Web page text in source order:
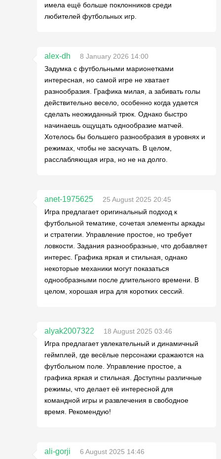
имела ещё больше поклонников среди
любителей футбольных игр.
alex-dh
8 January 2026 14:00
Задумка с футбольными марионетками
интересная, но самой игре не хватает
разнообразия. Графика милая, а забивать голы
действительно весело, особенно когда удается
сделать неожиданный трюк. Однако быстро
начинаешь ощущать однообразие матчей.
Хотелось бы большего разнообразия в уровнях и
режимах, чтобы не заскучать. В целом,
расслабляющая игра, но не на долго.
anet-1975625
25 August 2025 20:45
Игра предлагает оригинальный подход к
футбольной тематике, сочетая элементы аркады
и стратегии. Управление простое, но требует
ловкости. Задания разнообразные, что добавляет
интерес. Графика яркая и стильная, однако
некоторые механики могут показаться
однообразными после длительного времени. В
целом, хорошая игра для коротких сессий.
alyak2007322
18 August 2025 03:46
Игра предлагает увлекательный и динамичный
геймплей, где весёлые персонажи сражаются на
футбольном поле. Управление простое, а
графика яркая и стильная. Доступны различные
режимы, что делает её интересной для
командной игры и развлечения в свободное
время. Рекомендую!
ali-gorji
6 August 2025 14:46